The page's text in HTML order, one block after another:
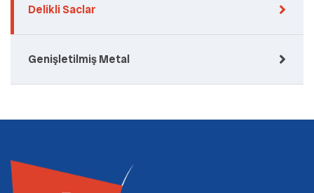
Delikli Saclar
Genişletilmiş Metal